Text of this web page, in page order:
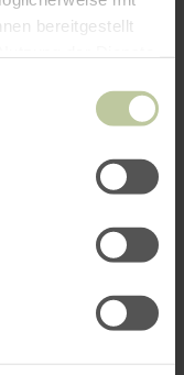
bereitgestellt